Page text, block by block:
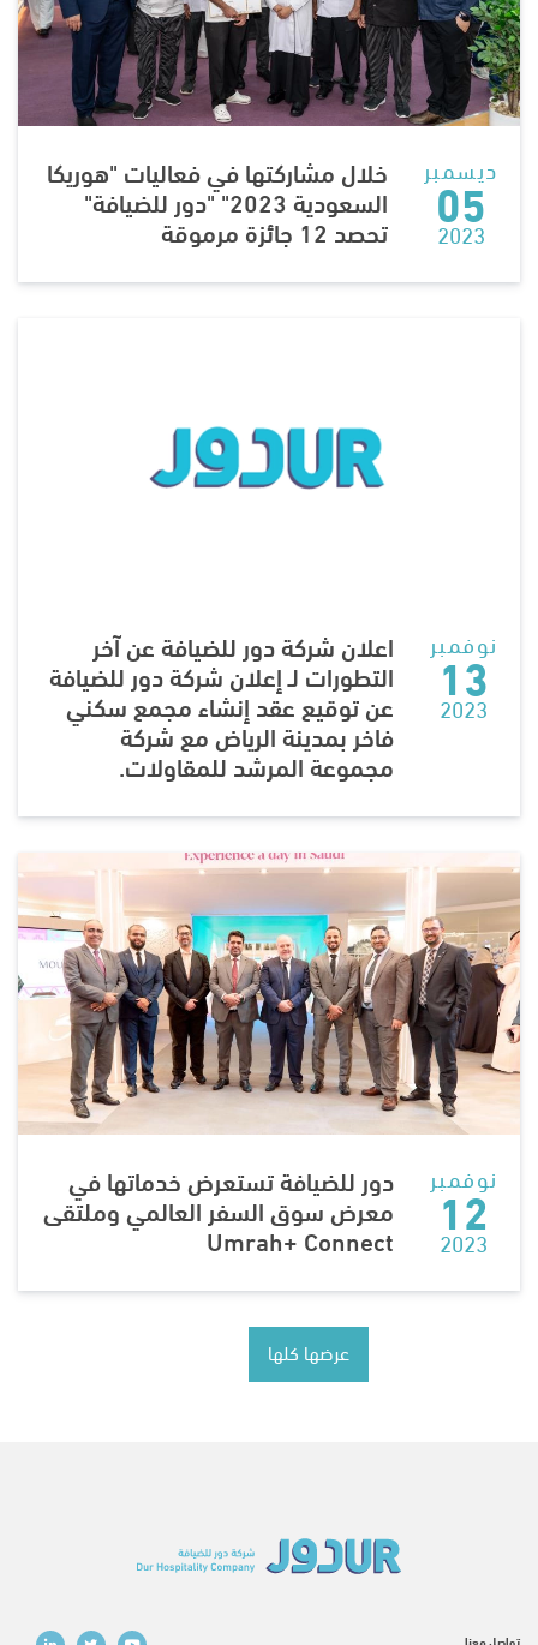
ديسمبر
05
2023
خلال مشاركتها في فعاليات "هوريكا
السعودية 2023" "دور للضيافة"
تحصد 12 جائزة مرموقة
نوفمبر
13
2023
اعلان شركة دور للضيافة عن آخر
التطورات لـ إعلان شركة دور للضيافة
عن توقيع عقد إنشاء مجمع سكني
فاخر بمدينة الرياض مع شركة
مجموعة المرشد للمقاولات.
نوفمبر
12
2023
دور للضيافة تستعرض خدماتها في
معرض سوق السفر العالمي وملتقى
Umrah+ Connect
عرضها كلها